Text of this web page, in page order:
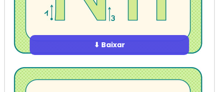
⬇ Baixar